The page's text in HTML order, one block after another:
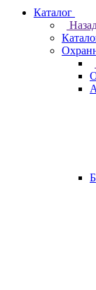
Каталог